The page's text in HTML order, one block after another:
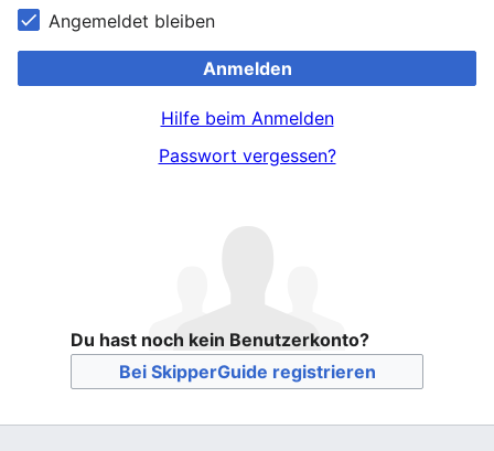
Angemeldet bleiben
Anmelden
Hilfe beim Anmelden
Passwort vergessen?
Du hast noch kein Benutzerkonto?
Bei SkipperGuide registrieren